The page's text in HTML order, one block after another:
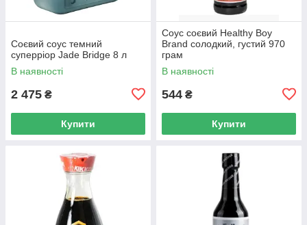
Соєвий соус темний
суперріор Jade Bridge 8 л
В наявності
2 475 ₴
Купити
Соус соєвий Healthy Boy
Brand солодкий, густий 970
грам
В наявності
544 ₴
Купити